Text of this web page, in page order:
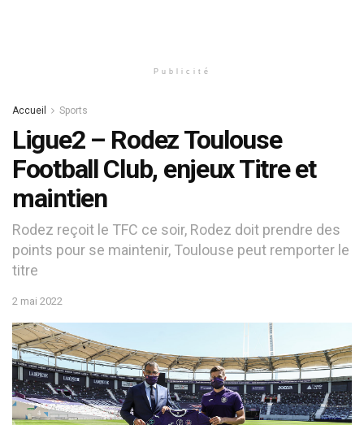
Publicité
Accueil Sports
Ligue2 – Rodez Toulouse
Football Club, enjeux Titre et
maintien
Rodez reçoit le TFC ce soir, Rodez doit prendre des
points pour se maintenir, Toulouse peut remporter le
titre
2 mai 2022